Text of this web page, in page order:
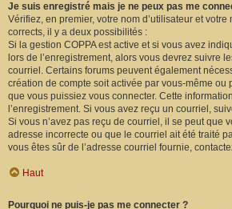
Je suis enregistré mais je ne peux pas me
Vérifiez, en premier, votre nom d’utilisateur et votre
corrects, il y a deux possibilités :
Si la gestion COPPA est active et si vous avez
lors de l’enregistrement, alors vous devrez suivre
courriel. Certains forums peuvent également
création de compte soit activée par vous-même ou
que vous puissiez vous connecter. Cette
l’enregistrement. Si vous avez reçu un courriel,
Si vous n’avez pas reçu de courriel, il se peut que
adresse incorrecte ou que le courriel ait été traité
vous êtes sûr de l’adresse courriel fournie,
Haut
Pourquoi ne puis-je pas me connecter ?